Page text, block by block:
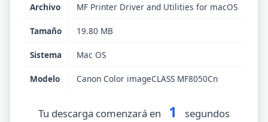
Archivo MF Printer Driver and Utilities for macOS
Tamaño 19.80 MB
Sistema Mac OS
Modelo Canon Color imageCLASS MF8050Cn
Tu descarga comenzará en 1 segundos